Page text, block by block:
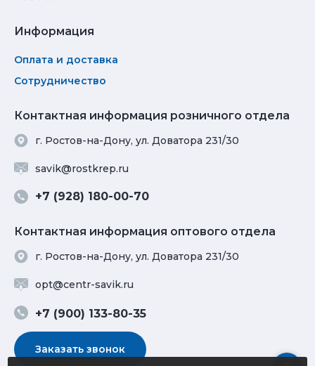
Информация
Оплата и доставка
Сотрудничество
Контактная информация розничного отдела
г. Ростов-на-Дону, ул. Доватора 231/30
savik@rostkrep.ru
+7 (928) 180-00-70
Контактная информация оптового отдела
г. Ростов-на-Дону, ул. Доватора 231/30
opt@centr-savik.ru
+7 (900) 133-80-35
Заказать звонок